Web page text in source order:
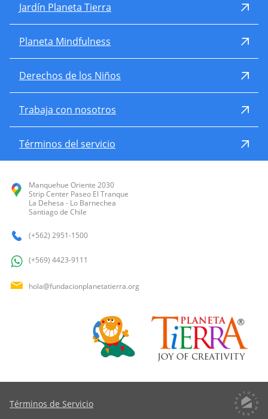
Jardín Planeta Tierra
Planeta Mindfulness
Derechos de los Niños
Trabaja con nosotros
Términos del servicio
Manquehue Oriente 2030
Strip Center Paseo El Tranque
La Dehesa - Lo Barnechea
Santiago de Chile
(+562) 2951-1500
(+569) 4423-9111
hola@fundacionplanetatierra.org
Términos de Servicio